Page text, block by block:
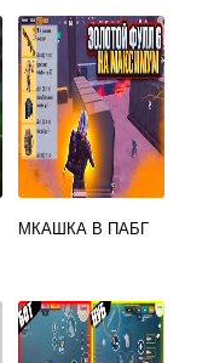
МКАШКА В ПАБГ